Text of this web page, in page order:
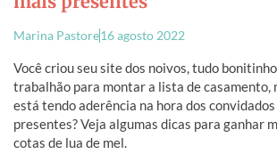
Marina Pastore16 agosto 2022
Você criou seu site dos noivos, tudo
trabalhão para montar a lista de casamento,
está tendo aderência na hora dos
presentes? Veja algumas dicas para ganhar
cotas de lua de mel.